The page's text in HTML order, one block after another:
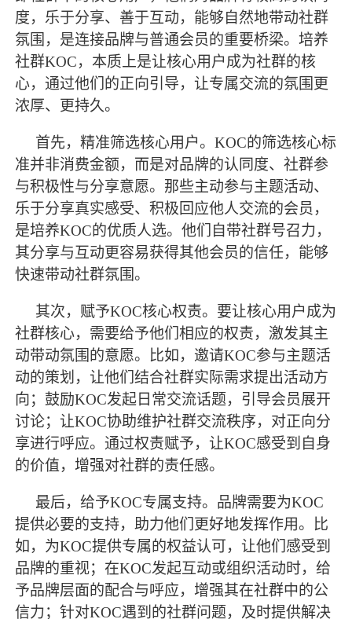
度，乐于分享、善于互动，能够自然地带动社群
氛围，是连接品牌与普通会员的重要桥梁。培养
社群KOC，本质上是让核心用户成为社群的核
心，通过他们的正向引导，让专属交流的氛围更
浓厚、更持久。
首先，精准筛选核心用户。KOC的筛选核心标
准并非消费金额，而是对品牌的认同度、社群参
与积极性与分享意愿。那些主动参与主题活动、
乐于分享真实感受、积极回应他人交流的会员，
是培养KOC的优质人选。他们自带社群号召力，
其分享与互动更容易获得其他会员的信任，能够
快速带动社群氛围。
其次，赋予KOC核心权责。要让核心用户成为
社群核心，需要给予他们相应的权责，激发其主
动带动氛围的意愿。比如，邀请KOC参与主题活
动的策划，让他们结合社群实际需求提出活动方
向；鼓励KOC发起日常交流话题，引导会员展开
讨论；让KOC协助维护社群交流秩序，对正向分
享进行呼应。通过权责赋予，让KOC感受到自身
的价值，增强对社群的责任感。
最后，给予KOC专属支持。品牌需要为KOC
提供必要的支持，助力他们更好地发挥作用。比
如，为KOC提供专属的权益认可，让他们感受到
品牌的重视；在KOC发起互动或组织活动时，给
予品牌层面的配合与呼应，增强其在社群中的公
信力；针对KOC遇到的社群问题，及时提供解决